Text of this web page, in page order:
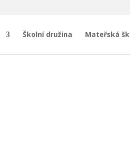
Školní družina Mateřská